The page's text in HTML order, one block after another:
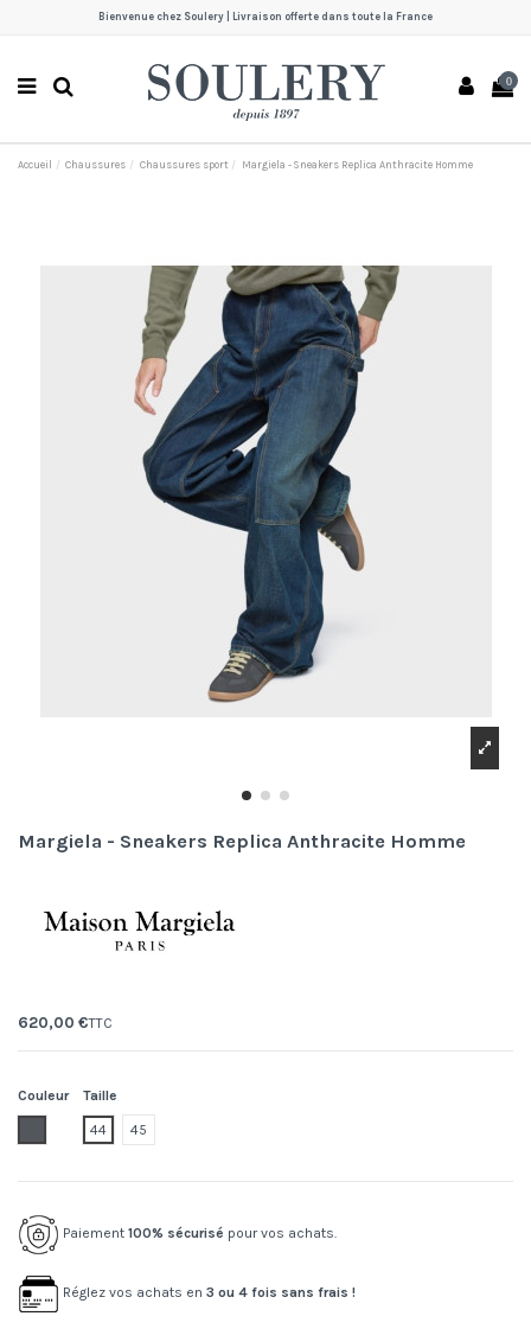
Bienvenue chez Soulery | Livraison offerte dans toute la France
0
Accueil Chaussures Chaussures sport Margiela - Sneakers Replica Anthracite Homme
Margiela - Sneakers Replica Anthracite Homme
620,00 €TTC
Couleur
T8147.ghost gray
Taille
44 45
Paiement 100% sécurisé pour vos achats.
Réglez vos achats en 3 ou 4 fois sans frais !